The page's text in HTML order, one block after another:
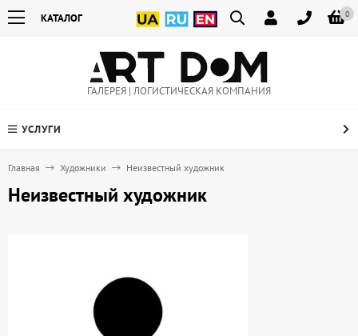
0
КАТАЛОГ
ГАЛЕРЕЯ | ЛОГИСТИЧЕСКАЯ КОМПАНИЯ
УСЛУГИ
Главная Художники Неизвестный художник
Неизвестный художник